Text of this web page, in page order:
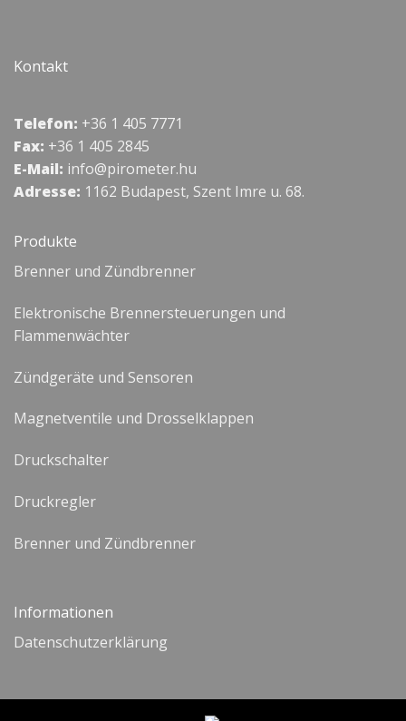
Kontakt
Telefon: +36 1 405 7771
Fax: +36 1 405 2845
E-Mail: info@pirometer.hu
Adresse: 1162 Budapest, Szent Imre u. 68.
Produkte
Brenner und Zündbrenner
Elektronische Brennersteuerungen und
Flammenwächter
Zündgeräte und Sensoren
Magnetventile und Drosselklappen
Druckschalter
Druckregler
Brenner und Zündbrenner
Informationen
Datenschutzerklärung